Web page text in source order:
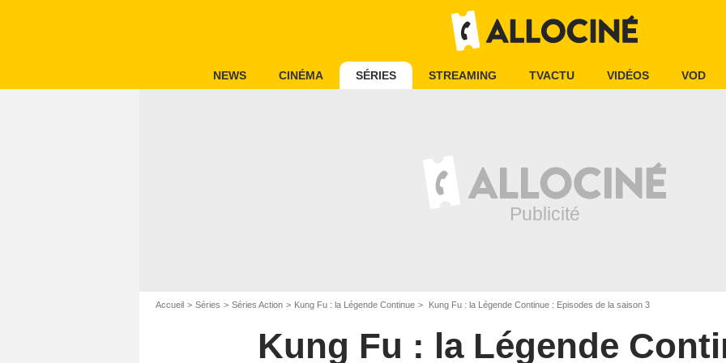
NEWS CINÉMA SÉRIES STREAMING TVACTU VIDÉOS VOD
Accueil Séries Séries Action Kung Fu : la Légende Continue Kung Fu : la Légende Continue : Episodes de la saison 3
Kung Fu : la Légende